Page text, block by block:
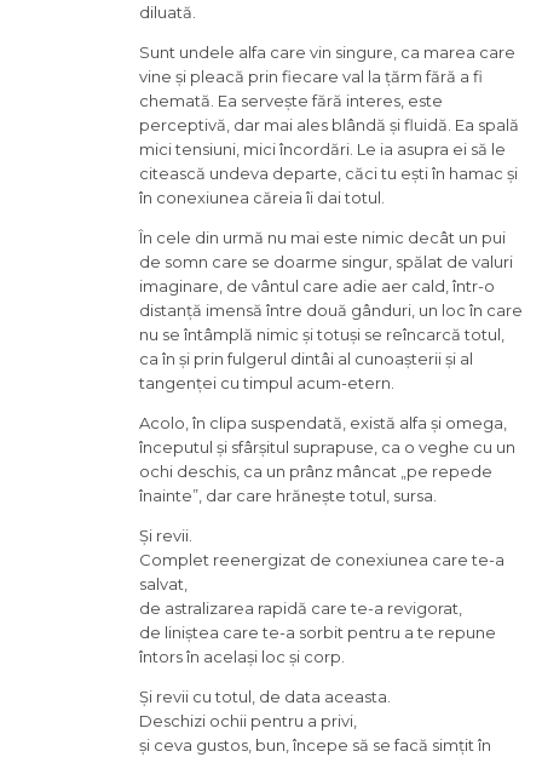
diluată.
Sunt undele alfa care vin singure, ca marea care
vine și pleacă prin fiecare val la țărm fără a fi
chemată. Ea servește fără interes, este
perceptivă, dar mai ales blândă și fluidă. Ea spală
mici tensiuni, mici încordări. Le ia asupra ei să le
citească undeva departe, căci tu ești în hamac și
în conexiunea căreia îi dai totul.
În cele din urmă nu mai este nimic decât un pui
de somn care se doarme singur, spălat de valuri
imaginare, de vântul care adie aer cald, într-o
distanță imensă între două gânduri, un loc în care
nu se întâmplă nimic și totuși se reîncarcă totul,
ca în și prin fulgerul dintâi al cunoașterii și al
tangenței cu timpul acum-etern.
Acolo, în clipa suspendată, există alfa și omega,
începutul și sfârșitul suprapuse, ca o veghe cu un
ochi deschis, ca un prânz mâncat „pe repede
înainte”, dar care hrănește totul, sursa.
Și revii.
Complet reenergizat de conexiunea care te-a
salvat,
de astralizarea rapidă care te-a revigorat,
de liniștea care te-a sorbit pentru a te repune
întors în același loc și corp.
Și revii cu totul, de data aceasta.
Deschizi ochii pentru a privi,
și ceva gustos, bun, începe să se facă simțit în